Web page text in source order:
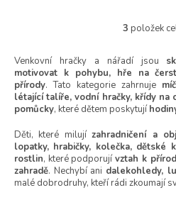
O
l
á
d
a
c
p
r
v
k
3 položek
Venkovní hračky a nářadí jsou
motivovat k pohybu, hře na
přírody. Tato kategorie zahrnuje
létající talíře, vodní hračky, křídy na
pomůcky, které dětem poskytují
Děti, které milujízahradničení a
lopatky, hrabičky, kolečka, dětské
rostlin, které podporujívztah k
zahradě. Nechybí ani dalekohledy,
malé dobrodruhy, kteří rádi zkoumají